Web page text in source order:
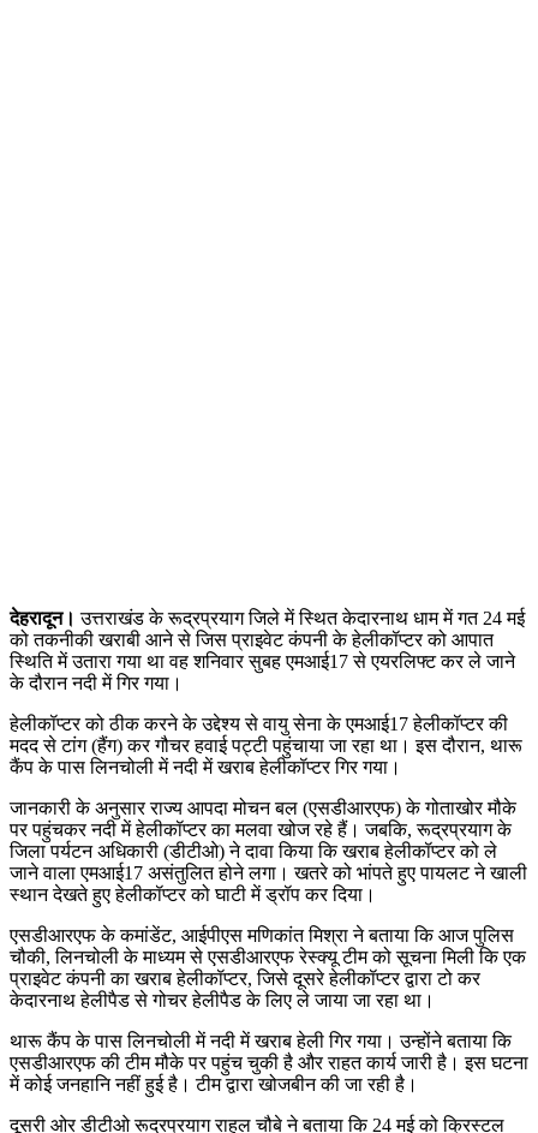
देहरादून। उत्तराखंड के रूद्रप्रयाग जिले में स्थित केदारनाथ धाम में गत 24 मई
को तकनीकी खराबी आने से जिस प्राइवेट कंपनी के हेलीकॉप्टर को आपात
स्थिति में उतारा गया था वह शनिवार सुबह एमआई17 से एयरलिफ्ट कर ले जाने
के दौरान नदी में गिर गया।
हेलीकॉप्टर को ठीक करने के उद्देश्य से वायु सेना के एमआई17 हेलीकॉप्टर की
मदद से टांग (हैंग) कर गौचर हवाई पट्टी पहुंचाया जा रहा था। इस दौरान, थारू
कैंप के पास लिनचोली में नदी में खराब हेलीकॉप्टर गिर गया।
जानकारी के अनुसार राज्य आपदा मोचन बल (एसडीआरएफ) के गोताखोर मौके
पर पहुंचकर नदी में हेलीकॉप्टर का मलवा खोज रहे हैं। जबकि, रूद्रप्रयाग के
जिला पर्यटन अधिकारी (डीटीओ) ने दावा किया कि खराब हेलीकॉप्टर को ले
जाने वाला एमआई17 असंतुलित होने लगा। खतरे को भांपते हुए पायलट ने खाली
स्थान देखते हुए हेलीकॉप्टर को घाटी में ड्रॉप कर दिया।
एसडीआरएफ के कमांडेंट, आईपीएस मणिकांत मिश्रा ने बताया कि आज पुलिस
चौकी, लिनचोली के माध्यम से एसडीआरएफ रेस्क्यू टीम को सूचना मिली कि एक
प्राइवेट कंपनी का खराब हेलीकॉप्टर, जिसे दूसरे हेलीकॉप्टर द्वारा टो कर
केदारनाथ हेलीपैड से गोचर हेलीपैड के लिए ले जाया जा रहा था।
थारू कैंप के पास लिनचोली में नदी में खराब हेली गिर गया। उन्होंने बताया कि
एसडीआरएफ की टीम मौके पर पहुंच चुकी है और राहत कार्य जारी है। इस घटना
में कोई जनहानि नहीं हुई है। टीम द्वारा खोजबीन की जा रही है।
दूसरी ओर डीटीओ रूद्रप्रयाग राहुल चौबे ने बताया कि 24 मई को क्रिस्टल